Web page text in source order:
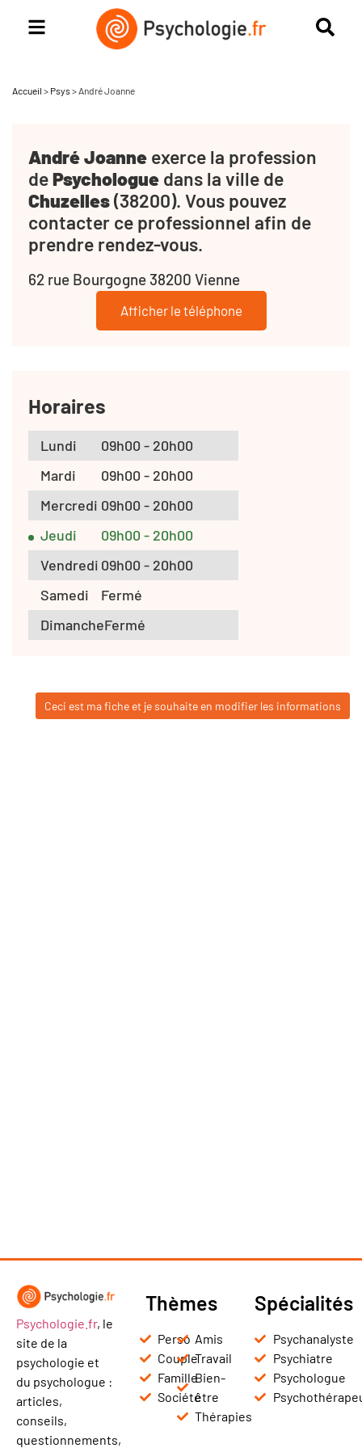
Accueil > Psys > André Joanne
André Joanne exerce la profession
dePsychologue dans la ville de
Chuzelles(38200). Vous pouvez
contacter ce professionnel afin de
prendre rendez-vous.
62 rue Bourgogne 38200 Vienne
Afficher le téléphone
Horaires
Lundi
09h00 - 20h00
Mardi
09h00 - 20h00
Mercredi 09h00 - 20h00
Jeudi
09h00 - 20h00
Vendredi 09h00 - 20h00
Samedi
Fermé
DimancheFermé
Ceci est ma fiche et je souhaite en modifier les informations
Psychologie.fr, le
site de la
psychologie et
du psychologue :
articles,
conseils,
questionnements,
Thèmes
Perso
Couple
Famille
Société
Amis
Travail
Bien-
être
Thérapies
Spécialités
Psychanalyste
Psychiatre
Psychologue